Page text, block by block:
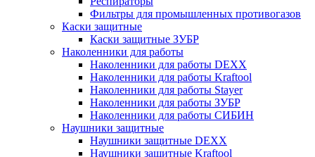
Фильтры для промышленных противогазов
Каски защитные
Каски защитные ЗУБР
Наколенники для работы
Наколенники для работы DEXX
Наколенники для работы Kraftool
Наколенники для работы Stayer
Наколенники для работы ЗУБР
Наколенники для работы СИБИН
Наушники защитные
Наушники защитные DEXX
Наушники защитные Kraftool